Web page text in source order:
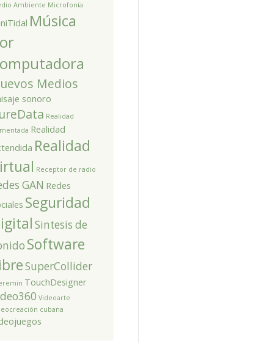
Ambiente Microfonía
Música
Medios
sonoro
Realidad
Realidad
Realidad
Receptor de radio
GAN Redes
Seguridad
Sintesis de
Software
SuperCollider
TouchDesigner
Videoarte
cubana